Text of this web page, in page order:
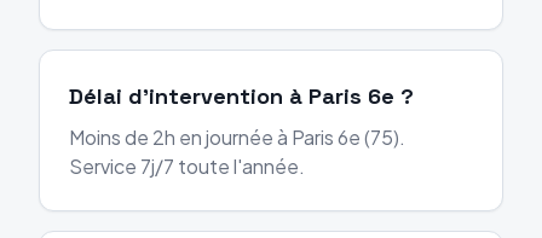
Délai d'intervention à Paris 6e ?
Moins de 2h en journée à Paris 6e (75).
Service 7j/7 toute l'année.